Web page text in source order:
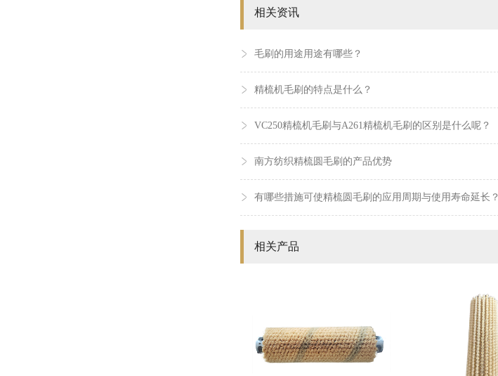
相关资讯
毛刷的用途用途有哪些？
精梳机毛刷的特点是什么？
VC250精梳机毛刷与A261精梳机毛刷的区别是什么呢？
南方纺织精梳圆毛刷的产品优势
有哪些措施可使精梳圆毛刷的应用周期与使用寿命延长？
相关产品